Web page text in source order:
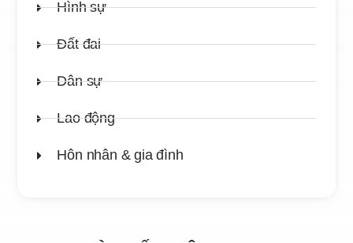
Hình sự
Đất đai
Dân sự
Lao động
Hôn nhân & gia đình